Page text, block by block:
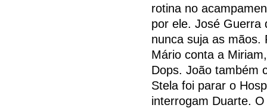
rotina no
por ele. José Guerra
nunca suja as mãos.
Mário conta a
Dops. João também
Stela foi parar o
interrogam Duarte.